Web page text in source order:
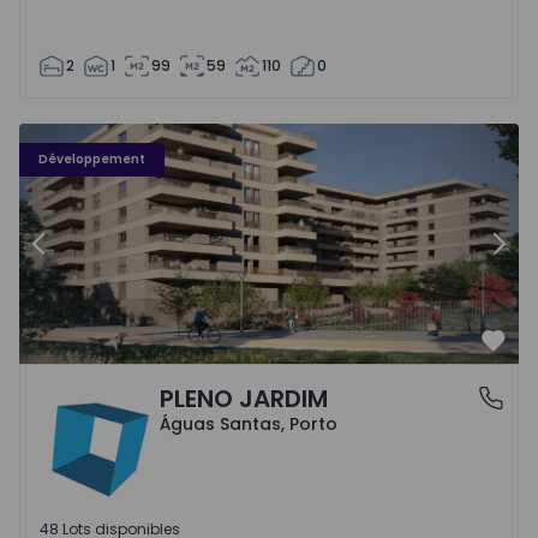
2 1 99 59 110 0
Développement
PLENO JARDIM - 3
Précédent
Águas Santas, PortoPLENO JARDIM
Águas Santas, Porto
48 Lots disponibles